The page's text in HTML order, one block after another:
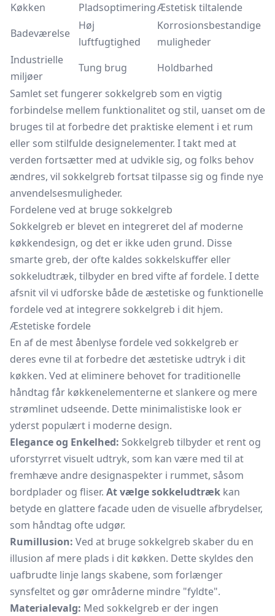
Køkken
PladsoptimeringÆstetisk tiltalende
Badeværelse
Høj
luftfugtighed
Korrosionsbestandige
muligheder
Industrielle
miljøer
Tung brug
Holdbarhed
Samlet set fungerer sokkelgreb som en vigtig
forbindelse mellem funktionalitet og stil, uanset om de
bruges til at forbedre det praktiske element i et rum
eller som stilfulde designelementer. I takt med at
verden fortsætter med at udvikle sig, og folks behov
ændres, vil sokkelgreb fortsat tilpasse sig og finde nye
anvendelsesmuligheder.
Fordelene ved at bruge sokkelgreb
Sokkelgreb er blevet en integreret del af moderne
køkkendesign, og det er ikke uden grund. Disse
smarte greb, der ofte kaldes sokkelskuffer eller
sokkeludtræk, tilbyder en bred vifte af fordele. I dette
afsnit vil vi udforske både de æstetiske og funktionelle
fordele ved at integrere sokkelgreb i dit hjem.
Æstetiske fordele
En af de mest åbenlyse fordele ved sokkelgreb er
deres evne til at forbedre det æstetiske udtryk i dit
køkken. Ved at eliminere behovet for traditionelle
håndtag får køkkenelementerne et slankere og mere
strømlinet udseende. Dette minimalistiske look er
yderst populært i moderne design.
Elegance og Enkelhed: Sokkelgreb tilbyder et rent og
uforstyrret visuelt udtryk, som kan være med til at
fremhæve andre designaspekter i rummet, såsom
bordplader og fliser. At vælge sokkeludtræk kan
betyde en glattere facade uden de visuelle afbrydelser,
som håndtag ofte udgør.
Rumillusion: Ved at bruge sokkelgreb skaber du en
illusion af mere plads i dit køkken. Dette skyldes den
uafbrudte linje langs skabene, som forlænger
synsfeltet og gør områderne mindre "fyldte".
Materialevalg: Med sokkelgreb er der ingen